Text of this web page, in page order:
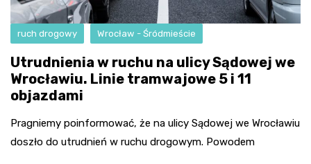
ruch drogowy Wrocław - Śródmieście
Utrudnienia w ruchu na ulicy Sądowej we
Wrocławiu. Linie tramwajowe 5 i 11
objazdami
Pragniemy poinformować, że na ulicy Sądowej we Wrocławiu
doszło do utrudnień w ruchu drogowym. Powodem